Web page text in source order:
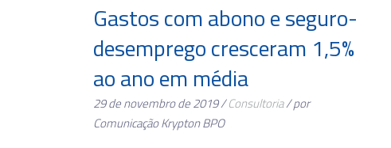
Gastos com abono e seguro-
desemprego cresceram 1,5%
ao ano em média
29 de novembro de 2019 /Consultoria/ por
Comunicação Krypton BPO